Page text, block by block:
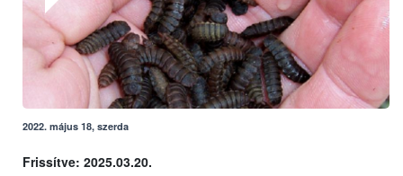
2022. május 18, szerda
Frissítve: 2025.03.20.